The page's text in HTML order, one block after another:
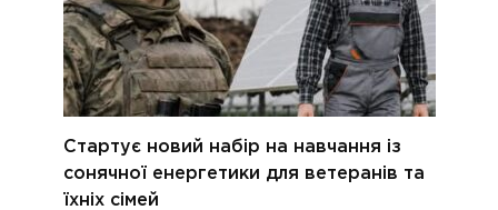
Стартує новий набір на навчання із
сонячної енергетики для ветеранів та
їхніх сімей